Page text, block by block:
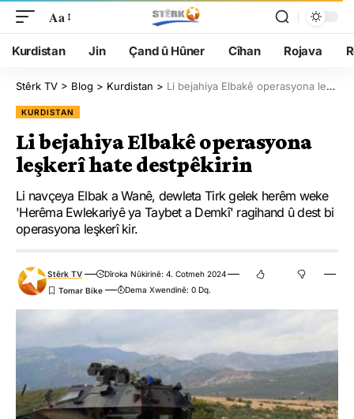
Aa
Kurdistan Jin Çand û Hûner Cîhan Rojava
Stêrk TV > Blog > Kurdistan > Li bejahiya Elbakê operasyona leşkerî hate destpêkirin
KURDISTAN
Li bejahiya Elbakê operasyona
leşkerî hate destpêkirin
Li navçeya Elbak a Wanê, dewleta Tirk gelek herêm weke
'Herêma Ewlekariyê ya Taybet a Demkî' ragihand û dest bi
operasyona leşkerî kir.
Stêrk TV
Dîroka Nûkirinê: 4. Cotmeh 2024
Dema Xwendinê: 0 Dq.